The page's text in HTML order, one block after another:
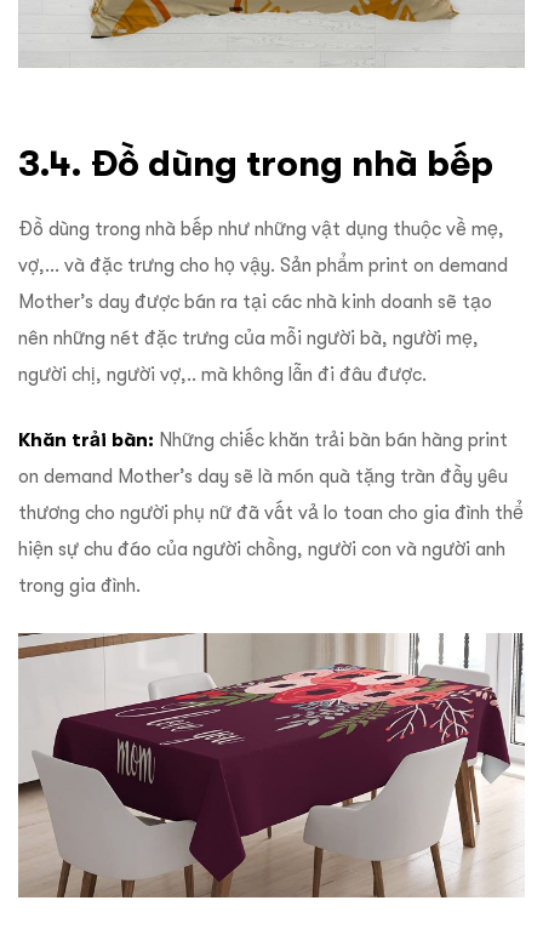
3.4. Đồ dùng trong nhà bếp
Đồ dùng trong nhà bếp như những vật dụng thuộc về mẹ,
vợ,… và đặc trưng cho họ vậy. Sản phẩm print on demand
Mother’s day được bán ra tại các nhà kinh doanh sẽ tạo
nên những nét đặc trưng của mỗi người bà, người mẹ,
người chị, người vợ,.. mà không lẫn đi đâu được.
Khăn trải bàn: Những chiếc khăn trải bàn bán hàng print
on demand Mother’s day sẽ là món quà tặng tràn đầy yêu
thương cho người phụ nữ đã vất vả lo toan cho gia đình thể
hiện sự chu đáo của người chồng, người con và người anh
trong gia đình.